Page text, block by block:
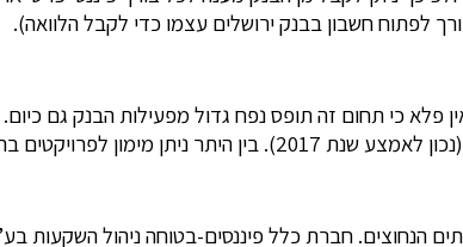
לפתוח חשבון בבנק ירושלים עצמו כדי לקבל הלוואה).
כי תחום זה תופס נפח גדול מפעילות הבנק גם כיום.